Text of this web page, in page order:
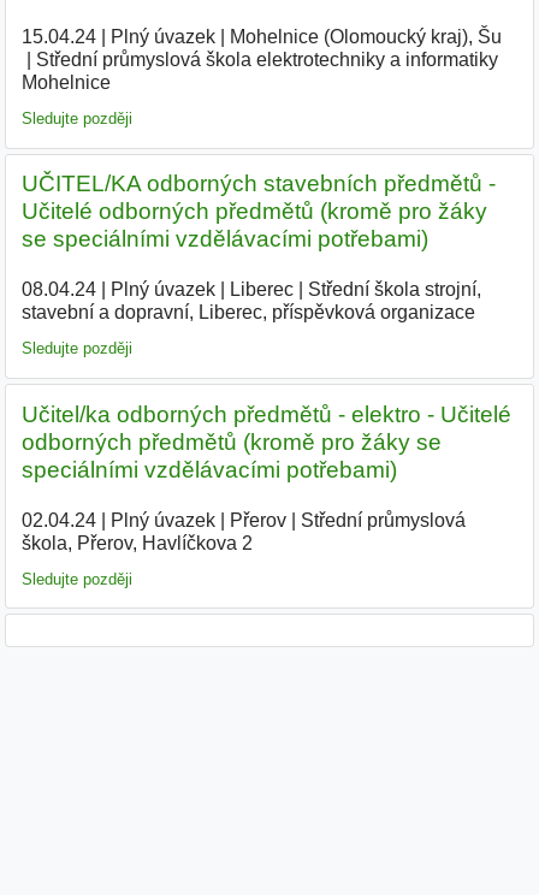
15.04.24| Plný úvazek| Mohelnice (Olomoucký kraj), Šu
Střední průmyslová škola elektrotechniky a informatiky
Mohelnice|
Sledujte později
UČITEL/KA odborných stavebních předmětů -
Učitelé odborných předmětů (kromě pro žáky
se speciálními vzdělávacími potřebami)
08.04.24| Plný úvazek| Liberec|
Střední škola strojní,
stavební a dopravní, Liberec, příspěvková organizace|
Sledujte později
Učitel/ka odborných předmětů - elektro - Učitelé
odborných předmětů (kromě pro žáky se
speciálními vzdělávacími potřebami)
02.04.24| Plný úvazek| Přerov|
Střední průmyslová
škola, Přerov, Havlíčkova 2
Sledujte později